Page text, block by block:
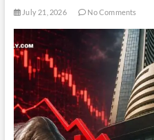
July 21, 2026 No Comments